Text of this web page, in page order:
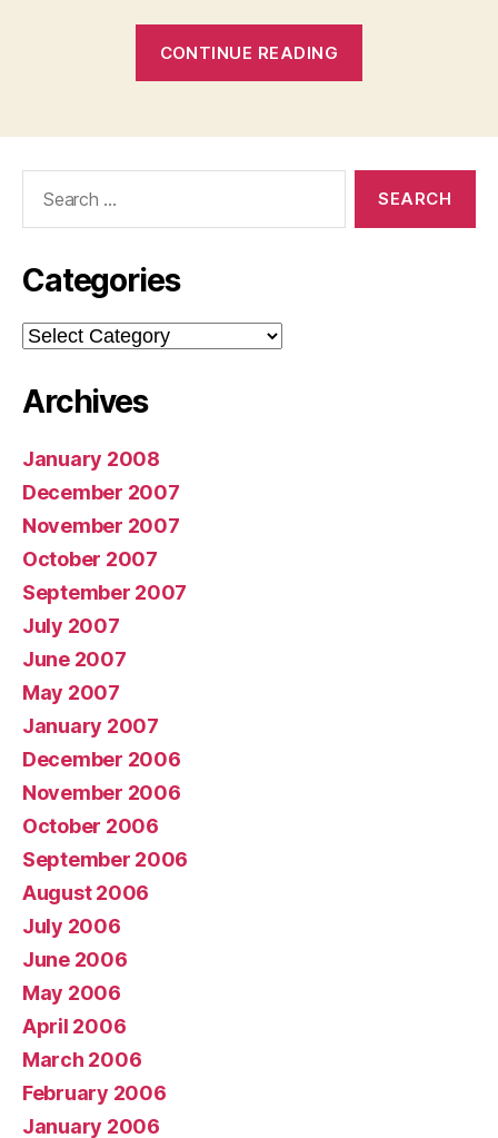
CONTINUE READING
Categories
Categories
Archives
January 2008
December 2007
November 2007
October 2007
September 2007
July 2007
June 2007
May 2007
January 2007
December 2006
November 2006
October 2006
September 2006
August 2006
July 2006
June 2006
May 2006
April 2006
March 2006
February 2006
January 2006